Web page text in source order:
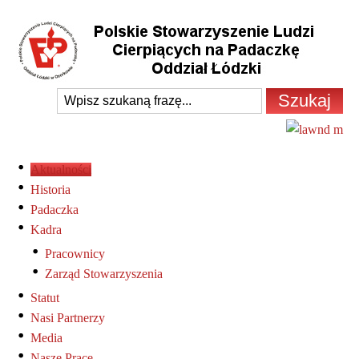
Aktualności
Historia
Padaczka
Kadra
Pracownicy
Zarząd Stowarzyszenia
Statut
Nasi Partnerzy
Media